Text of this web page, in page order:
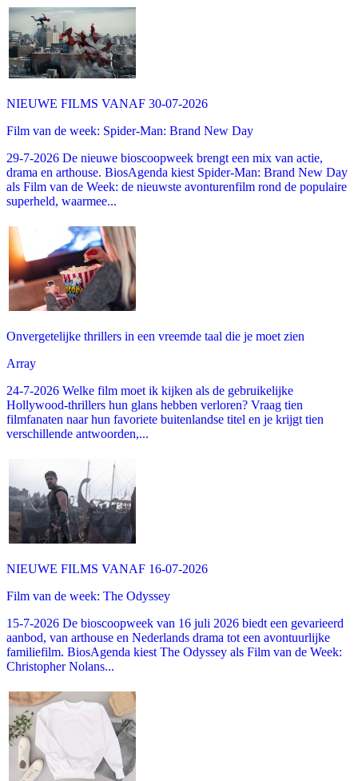
NIEUWE FILMS VANAF 30-07-2026
Film van de week: Spider-Man: Brand New Day
29-7-2026 De nieuwe bioscoopweek brengt een mix van actie,
drama en arthouse. BiosAgenda kiest Spider-Man: Brand New Day
als Film van de Week: de nieuwste avonturenfilm rond de populaire
superheld, waarmee...
Onvergetelijke thrillers in een vreemde taal die je moet zien
Array
24-7-2026 Welke film moet ik kijken als de gebruikelijke
Hollywood-thrillers hun glans hebben verloren? Vraag tien
filmfanaten naar hun favoriete buitenlandse titel en je krijgt tien
verschillende antwoorden,...
NIEUWE FILMS VANAF 16-07-2026
Film van de week: The Odyssey
15-7-2026 De bioscoopweek van 16 juli 2026 biedt een gevarieerd
aanbod, van arthouse en Nederlands drama tot een avontuurlijke
familiefilm. BiosAgenda kiest The Odyssey als Film van de Week:
Christopher Nolans...